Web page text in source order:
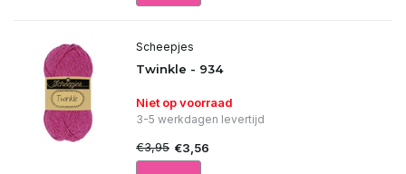
Scheepjes
Twinkle - 934
Niet op voorraad
3-5 werkdagen levertijd
€3,95 €3,56